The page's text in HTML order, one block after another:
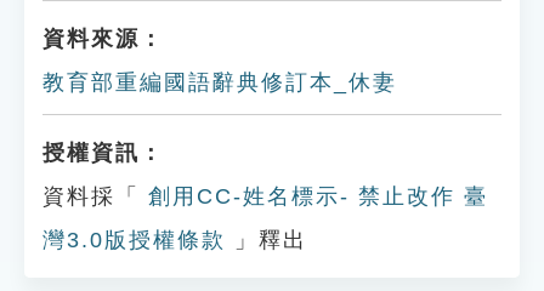
資料來源：
教育部重編國語辭典修訂本_休妻
授權資訊：
資料採「
創用CC-姓名標示- 禁止改作 臺
灣3.0版授權條款
」釋出